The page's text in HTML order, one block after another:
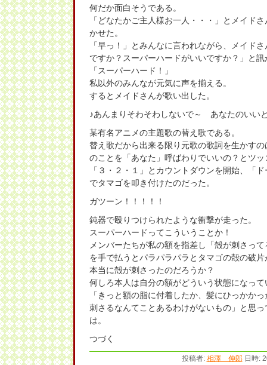
何だか面白そうである。
「どなたかご主人様お一人・・・」とメイド
かせた。
「早っ！」とみんなに言われながら、メイド
ですか？スーパーハードがいいですか？」と訊
「スーパーハード！」
私以外のみんなが元気に声を揃える。
するとメイドさんが歌い出した。
♪あんまりそわそわしないで～ あなたのいい
某有名アニメの主題歌の替え歌である。
替え歌だから出来る限り元歌の歌詞を生かす
のことを「あなた」呼ばわりでいいの？とツ
「３・２・１」とカウントダウンを開始、「
でタマゴを叩き付けたのだった。
ガツーン！！！！！
鈍器で殴りつけられたような衝撃が走った。
スーパーハードってこういうことか！
メンバーたちが私の額を指差し「殻が刺さっ
を手で払うとパラパラパラとタマゴの殻の破
本当に殻が刺さったのだろうか？
何しろ本人は自分の額がどういう状態になっ
「きっと額の脂に付着したか、髪にひっかか
刺さるなんてことあるわけがないもの」と思
は。
つづく
投稿者: 相澤 伸郎日時: